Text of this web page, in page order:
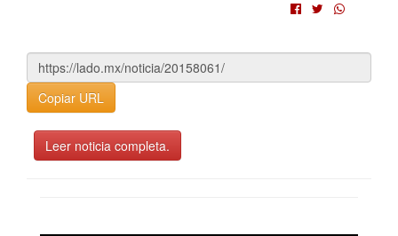
Copiar URL
Leer noticia completa.